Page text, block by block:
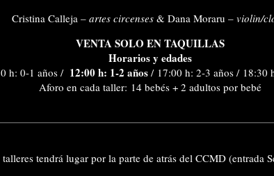
Cristina Calleja – artes circenses& Dana Moraru – violin/
VENTA SOLO EN TAQUILLAS
Horarios y edades
h: 0-1 años / 12:00 h: 1-2 años / 17:00 h: 2-3 años / 18:30
Aforo en cada taller: 14 bebés + 2 adultos por bebé
tallerestendrá lugar por la parte de atrás del CCMD (entrada